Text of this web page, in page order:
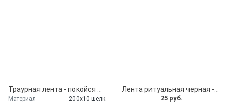
Материал 200х10 шелк 25 руб.